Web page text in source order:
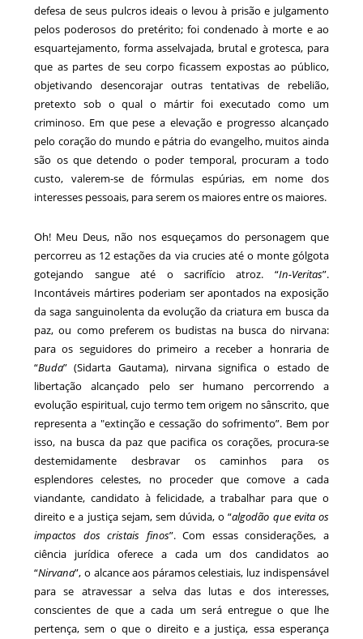
defesa de seus pulcros ideais o levou à prisão e julgamento
pelos poderosos do pretérito; foi condenado à morte e ao
esquartejamento, forma asselvajada, brutal e grotesca, para
que as partes de seu corpo ficassem expostas ao público,
objetivando desencorajar outras tentativas de rebelião,
pretexto sob o qual o mártir foi executado como um
criminoso. Em que pese a elevação e progresso alcançado
pelo coração do mundo e pátria do evangelho, muitos ainda
são os que detendo o poder temporal, procuram a todo
custo, valerem-se de fórmulas espúrias, em nome dos
interesses pessoais, para serem os maiores entre os maiores.
Oh! Meu Deus, não nos esqueçamos do personagem que
percorreu as 12 estações da via crucies até o monte gólgota
gotejando sangue até o sacrifício atroz. “In-Veritas”.
Incontáveis mártires poderiam ser apontados na exposição
da saga sanguinolenta da evolução da criatura em busca da
paz, ou como preferem os budistas na busca do nirvana:
para os seguidores do primeiro a receber a honraria de
“Buda” (Sidarta Gautama), nirvana significa o estado de
libertação alcançado pelo ser humano percorrendo a
evolução espiritual, cujo termo tem origem no sânscrito, que
representa a "extinção e cessação do sofrimento”. Bem por
isso, na busca da paz que pacifica os corações, procura-se
destemidamente desbravar os caminhos para os
esplendores celestes, no proceder que comove a cada
viandante, candidato à felicidade, a trabalhar para que o
direito e a justiça sejam, sem dúvida, o “algodão que evita os
impactos dos cristais finos”. Com essas considerações, a
ciência jurídica oferece a cada um dos candidatos ao
“Nirvana”, o alcance aos páramos celestiais, luz indispensável
para se atravessar a selva das lutas e dos interesses,
conscientes de que a cada um será entregue o que lhe
pertença, sem o que o direito e a justiça, essa esperança